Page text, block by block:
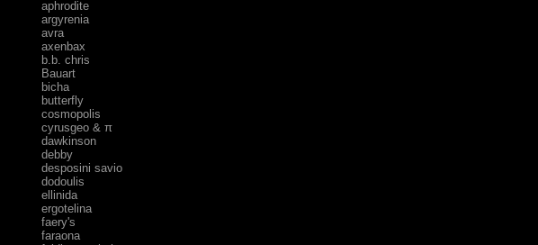
aphrodite
argyrenia
avra
axenbax
b.b. chris
Bauart
bicha
butterfly
cosmopolis
cyrusgeo & π
dawkinson
debby
desposini savio
dodoulis
ellinida
ergotelina
faery's
faraona